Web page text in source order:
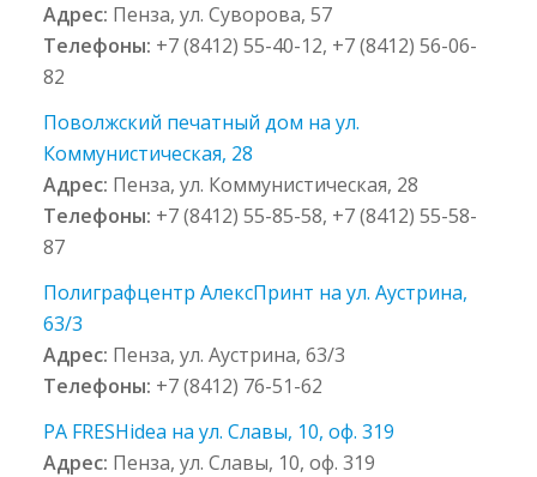
Адрес: Пенза, ул. Суворова, 57
Телефоны: +7 (8412) 55-40-12, +7 (8412) 56-06-
82
Поволжский печатный дом на ул.
Коммунистическая, 28
Адрес: Пенза, ул. Коммунистическая, 28
Телефоны: +7 (8412) 55-85-58, +7 (8412) 55-58-
87
Полиграфцентр АлексПринт на ул. Аустрина,
63/3
Адрес: Пенза, ул. Аустрина, 63/3
Телефоны: +7 (8412) 76-51-62
РА FRESHidea на ул. Славы, 10, оф. 319
Адрес: Пенза, ул. Славы, 10, оф. 319